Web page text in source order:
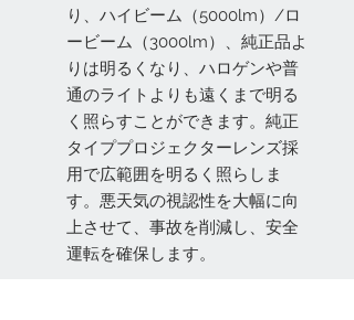
り、ハイビーム（5000lm）/ロ
ービーム（3000lm）、純正品よ
りは明るくなり、ハロゲンや普
通のライトよりも遠くまで明る
く照らすことができます。純正
タイププロジェクターレンズ採
用で広範囲を明るく照らしま
す。悪天気の視認性を大幅に向
上させて、事故を削減し、安全
運転を確保します。